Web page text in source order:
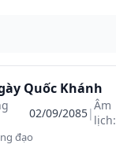
Quốc Khánh
02/09/2085|Âm
lịch:
đạo